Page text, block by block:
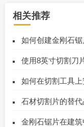
相关推荐
如何创建金刚石锯
使用8英寸切割刀
如何在切割工具
石材切割片的替代
金刚石锯片在建筑